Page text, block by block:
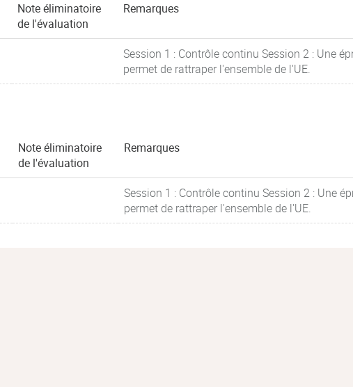
Note éliminatoire
de l'évaluation
Remarques
Session 1 : Contrôle continu Session 2 : Une
permet de rattraper l'ensemble de l'UE.
Note éliminatoire
de l'évaluation
Remarques
Session 1 : Contrôle continu Session 2 : Une
permet de rattraper l'ensemble de l'UE.